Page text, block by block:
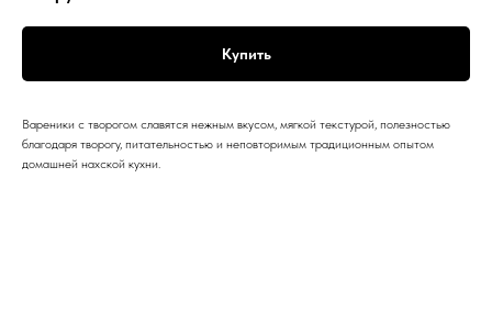
Купить
Вареники с творогом славятся нежным вкусом, мягкой текстурой, полезностью
благодаря творогу, питательностью и неповторимым традиционным опытом
домашней нахской кухни.